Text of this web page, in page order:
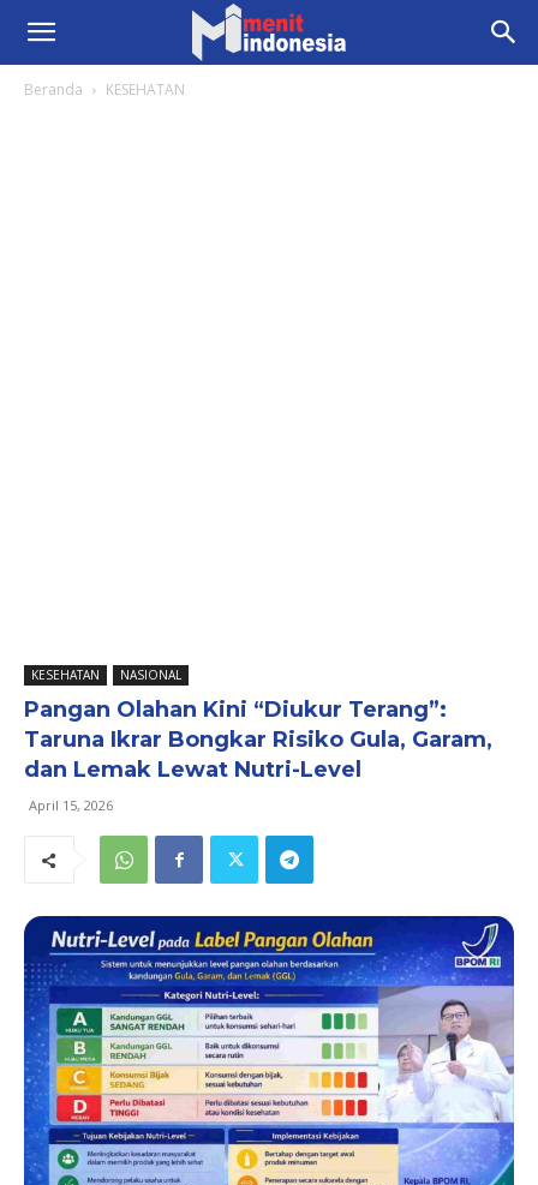
Beranda KESEHATAN
KESEHATAN NASIONAL
Pangan Olahan Kini “Diukur Terang”:
Taruna Ikrar Bongkar Risiko Gula, Garam,
dan Lemak Lewat Nutri-Level
April 15, 2026